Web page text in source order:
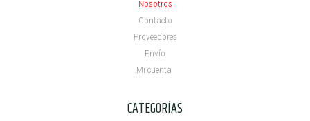
Nosotros
Contacto
Proveedores
Envío
Mi cuenta ​
CATEGORÍAS